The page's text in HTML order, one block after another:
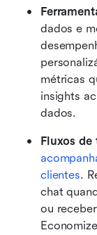
dados e
métricas
insights
dados.
Fluxos de
clientes.
chat
ou